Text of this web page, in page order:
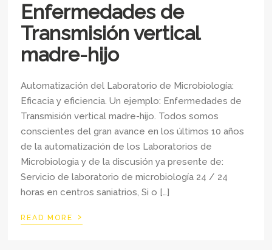
Enfermedades de
Transmisión vertical
madre-hijo
Automatización del Laboratorio de Microbiología:
Eficacia y eficiencia. Un ejemplo: Enfermedades de
Transmisión vertical madre-hijo. Todos somos
conscientes del gran avance en los últimos 10 años
de la automatización de los Laboratorios de
Microbiologia y de la discusión ya presente de:
Servicio de laboratorio de microbiología 24 / 24
horas en centros saniatrios, Si o […]
READ MORE ›